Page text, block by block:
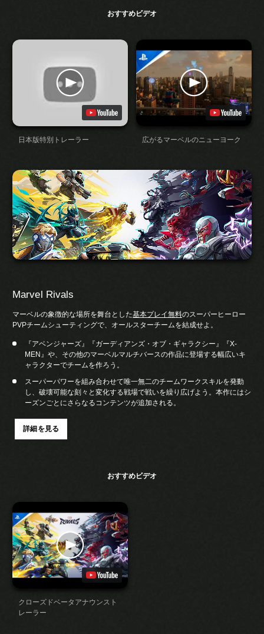
おすすめビデオ
日本版特別トレーラー 広がるマーベルのニューヨーク
Marvel Rivals
マーベルの象徴的な場所を舞台とした基本プレイ無料のスーパーヒーロー
PVPチームシューティングで、オールスターチームを結成せよ。
『アベンジャーズ』『ガーディアンズ・オブ・ギャラクシー』『X-
MEN』や、その他のマーベルマルチバースの作品に登場する幅広いキ
ャラクターでチームを作ろう。
スーパーパワーを組み合わせて唯一無二のチームワークスキルを発動
し、破壊可能な刻々と変化する戦場で戦いを繰り広げよう。本作にはシ
ーズンごとにさらなるコンテンツが追加される。
詳細を見る
おすすめビデオ
クローズドベータアナウンスト
レーラー